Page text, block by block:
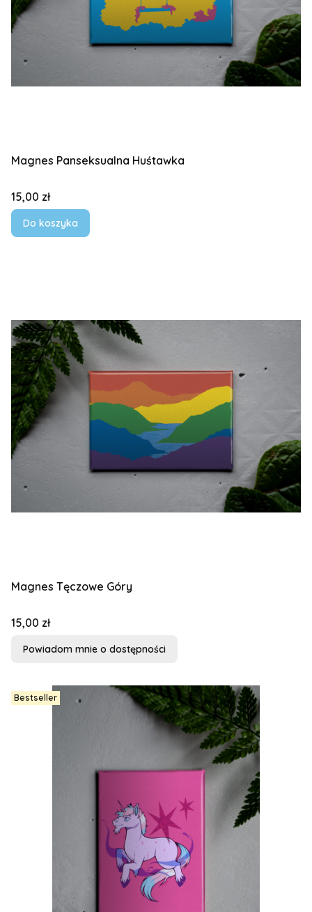
Magnes Panseksualna Huśtawka
Cena
15,00 zł
Do koszyka
Magnes Tęczowe Góry
Cena
15,00 zł
Powiadom mnie o dostępności
Bestseller